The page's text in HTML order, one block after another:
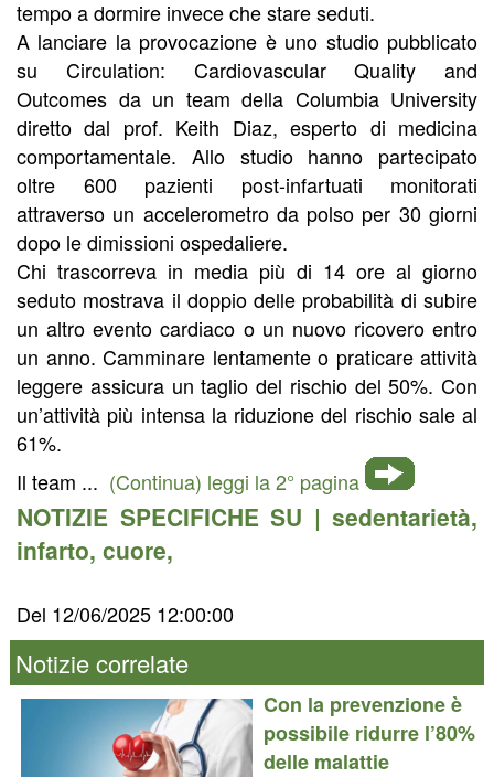
tempo a dormire invece che stare seduti.
A lanciare la provocazione è uno studio pubblicato
su Circulation: Cardiovascular Quality and
Outcomes da un team della Columbia University
diretto dal prof. Keith Diaz, esperto di medicina
comportamentale. Allo studio hanno partecipato
oltre 600 pazienti post-infartuati monitorati
attraverso un accelerometro da polso per 30 giorni
dopo le dimissioni ospedaliere.
Chi trascorreva in media più di 14 ore al giorno
seduto mostrava il doppio delle probabilità di subire
un altro evento cardiaco o un nuovo ricovero entro
un anno. Camminare lentamente o praticare attività
leggere assicura un taglio del rischio del 50%. Con
un’attività più intensa la riduzione del rischio sale al
61%.
Il team ... (Continua) leggi la 2° pagina
NOTIZIE SPECIFICHE SU | sedentarietà,
infarto, cuore,
Del 12/06/2025 12:00:00
Notizie correlate
Con la prevenzione è
possibile ridurre l’80%
delle malattie